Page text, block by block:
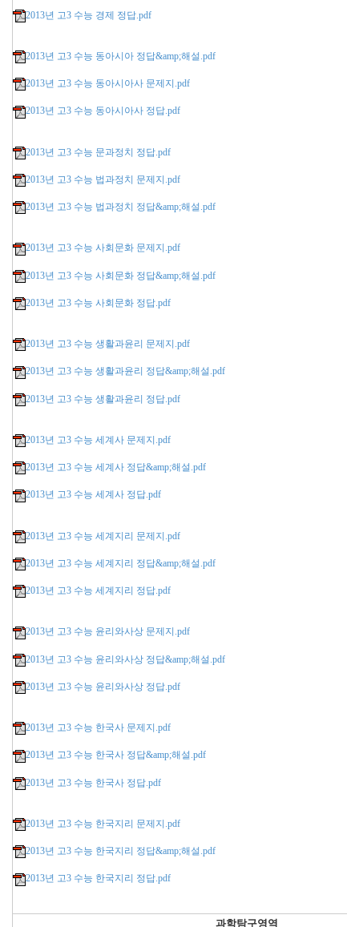
2013년 고3 수능 경제 정답.pdf
2013년 고3 수능 동아시아 정답&amp;해설.pdf
2013년 고3 수능 동아시아사 문제지.pdf
2013년 고3 수능 동아시아사 정답.pdf
2013년 고3 수능 문과정치 정답.pdf
2013년 고3 수능 법과정치 문제지.pdf
2013년 고3 수능 법과정치 정답&amp;해설.pdf
2013년 고3 수능 사회문화 문제지.pdf
2013년 고3 수능 사회문화 정답&amp;해설.pdf
2013년 고3 수능 사회문화 정답.pdf
2013년 고3 수능 생활과윤리 문제지.pdf
2013년 고3 수능 생활과윤리 정답&amp;해설.pdf
2013년 고3 수능 생활과윤리 정답.pdf
2013년 고3 수능 세계사 문제지.pdf
2013년 고3 수능 세계사 정답&amp;해설.pdf
2013년 고3 수능 세계사 정답.pdf
2013년 고3 수능 세계지리 문제지.pdf
2013년 고3 수능 세계지리 정답&amp;해설.pdf
2013년 고3 수능 세계지리 정답.pdf
2013년 고3 수능 윤리와사상 문제지.pdf
2013년 고3 수능 윤리와사상 정답&amp;해설.pdf
2013년 고3 수능 윤리와사상 정답.pdf
2013년 고3 수능 한국사 문제지.pdf
2013년 고3 수능 한국사 정답&amp;해설.pdf
2013년 고3 수능 한국사 정답.pdf
2013년 고3 수능 한국지리 문제지.pdf
2013년 고3 수능 한국지리 정답&amp;해설.pdf
2013년 고3 수능 한국지리 정답.pdf
과학탐구영역